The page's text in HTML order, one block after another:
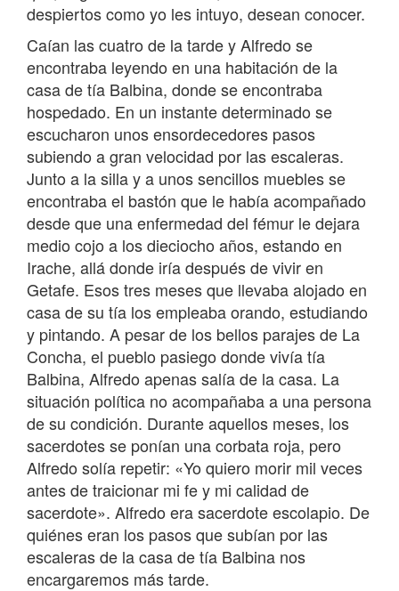
despiertos como yo les intuyo, desean conocer.
Caían las cuatro de la tarde y Alfredo se
encontraba leyendo en una habitación de la
casa de tía Balbina, donde se encontraba
hospedado. En un instante determinado se
escucharon unos ensordecedores pasos
subiendo a gran velocidad por las escaleras.
Junto a la silla y a unos sencillos muebles se
encontraba el bastón que le había acompañado
desde que una enfermedad del fémur le dejara
medio cojo a los dieciocho años, estando en
Irache, allá donde iría después de vivir en
Getafe. Esos tres meses que llevaba alojado en
casa de su tía los empleaba orando, estudiando
y pintando. A pesar de los bellos parajes de La
Concha, el pueblo pasiego donde vivía tía
Balbina, Alfredo apenas salía de la casa. La
situación política no acompañaba a una persona
de su condición. Durante aquellos meses, los
sacerdotes se ponían una corbata roja, pero
Alfredo solía repetir: «Yo quiero morir mil veces
antes de traicionar mi fe y mi calidad de
sacerdote». Alfredo era sacerdote escolapio. De
quiénes eran los pasos que subían por las
escaleras de la casa de tía Balbina nos
encargaremos más tarde.